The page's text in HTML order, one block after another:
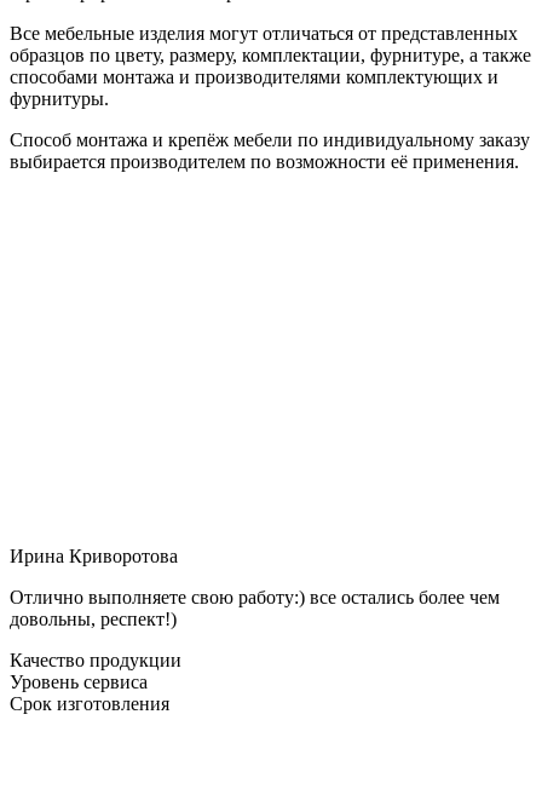
Все мебельные изделия могут отличаться от представленных
образцов по цвету, размеру, комплектации, фурнитуре, а также
способами монтажа и производителями комплектующих и
фурнитуры.
Способ монтажа и крепёж мебели по индивидуальному заказу
выбирается производителем по возможности её применения.
Ирина Криворотова
Отлично выполняете свою работу:) все остались более чем
довольны, респект!)
Качество продукции
Уровень сервиса
Срок изготовления